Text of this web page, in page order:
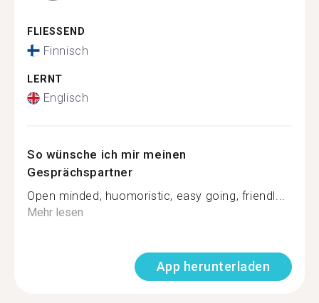
FLIESSEND
Finnisch
LERNT
Englisch
So wünsche ich mir meinen
Gesprächspartner
Open minded, huomoristic, easy going, friendl...
Mehr lesen
App herunterladen